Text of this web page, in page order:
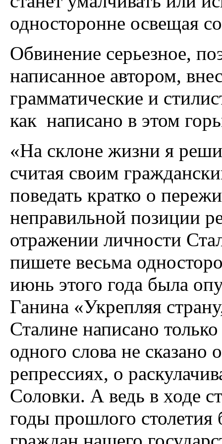
односторонне освещая
Обвинение серьезное,
написанное автором,
грамматические и
как написано в этом
«На склоне жизни я
считая своим
поведать кратко о
неправильной позиции
отражении личности
пишете весьма
июнь этого года была
Ганина «Укрепляя
Сталине написано
одного слова не
репрессиях, о
Соловки. А ведь в ходе
годы прошлого